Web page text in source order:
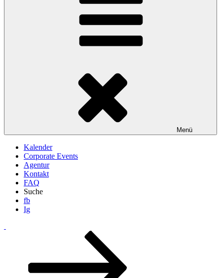
Menü
Kalender
Corporate Events
Agentur
Kontakt
FAQ
Suche
fb
Ig